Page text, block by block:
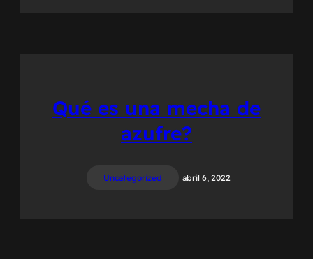
Qué es una mecha de
azufre?
Uncategorized abril 6, 2022